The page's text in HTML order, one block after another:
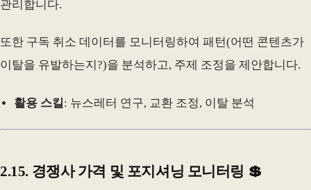
관리합니다.
또한 구독 취소 데이터를 모니터링하여 패턴(어떤 콘텐츠가
이탈을 유발하는지?)을 분석하고, 주제 조정을 제안합니다.
활용 스킬: 뉴스레터 연구, 교환 조정, 이탈 분석
2.15. 경쟁사 가격 및 포지셔닝 모니터링 💲